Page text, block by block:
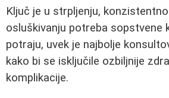
Ključ je u strpljenju,
osluškivanju potreba sopstvene
potraju, uvek je najbolje
kako bi se isključile ozbiljnije
komplikacije.